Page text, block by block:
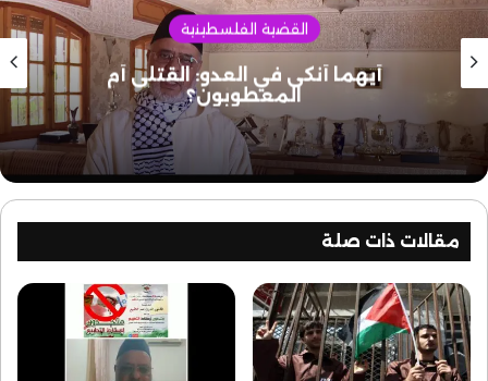
القضية الفلسطينية
أيهما أنكى في العدو: القتلى أم
المعطوبون؟
مقالات ذات صلة